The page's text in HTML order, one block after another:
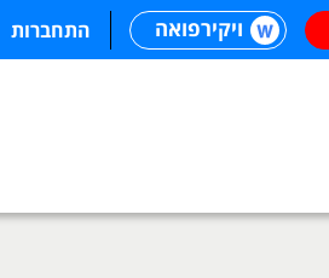
ויקירפואה התחברות